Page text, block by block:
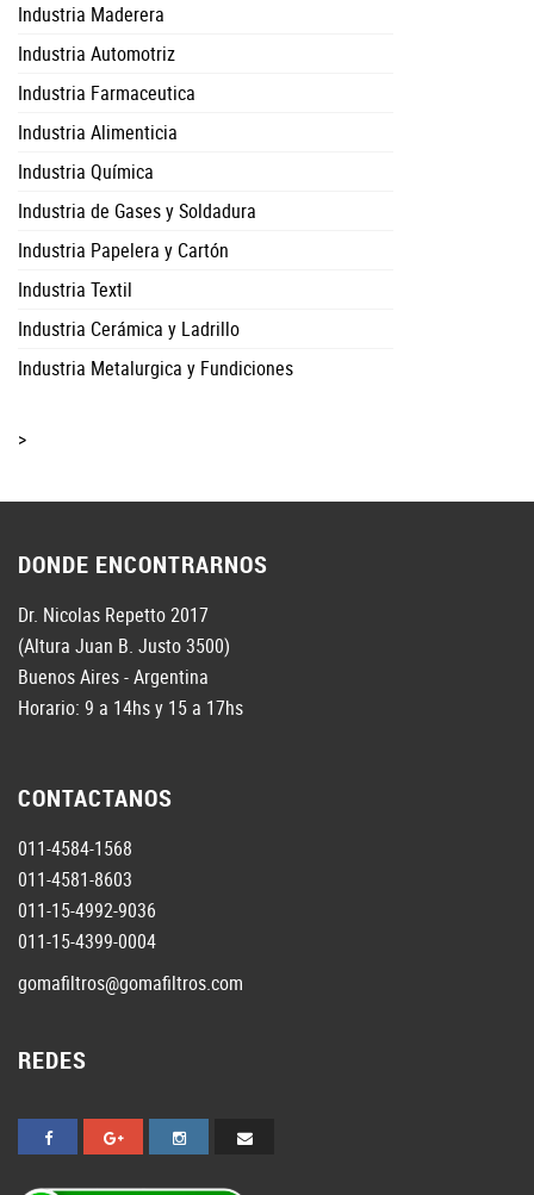
Industria Maderera
Industria Automotriz
Industria Farmaceutica
Industria Alimenticia
Industria Química
Industria de Gases y Soldadura
Industria Papelera y Cartón
Industria Textil
Industria Cerámica y Ladrillo
Industria Metalurgica y Fundiciones
>
DONDE ENCONTRARNOS
Dr. Nicolas Repetto 2017
(Altura Juan B. Justo 3500)
Buenos Aires - Argentina
Horario: 9 a 14hs y 15 a 17hs
CONTACTANOS
011-4584-1568
011-4581-8603
011-15-4992-9036
011-15-4399-0004
gomafiltros@gomafiltros.com
REDES